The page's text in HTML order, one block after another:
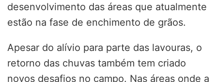
desenvolvimento das áreas que atualmente
estão na fase de enchimento de grãos.
Apesar do alívio para parte das lavouras, o
retorno das chuvas também tem criado
novos desafios no campo. Nas áreas onde a